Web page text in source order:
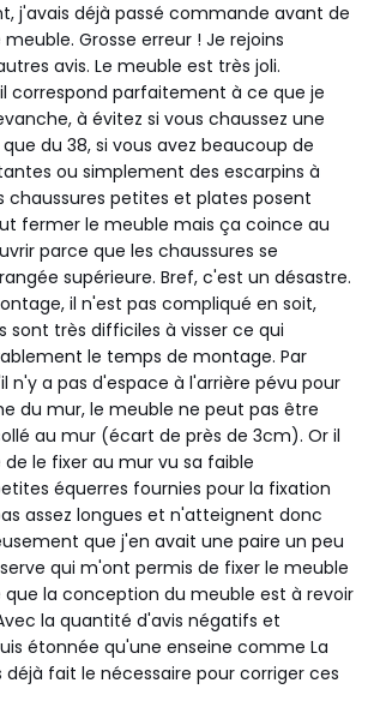
j'avais déjà passé commande avant de
Grosse erreur ! Je rejoins
avis. Le meuble est très joli.
correspond parfaitement à ce que je
à évitez si vous chaussez une
du 38, si vous avez beaucoup de
ou simplement des escarpins à
chaussures petites et plates posent
fermer le meuble mais ça coince au
parce que les chaussures se
supérieure. Bref, c'est un désastre.
il n'est pas compliqué en soit,
sont très difficiles à visser ce qui
le temps de montage. Par
n'y a pas d'espace à l'arrière pévu pour
du mur, le meuble ne peut pas être
au mur (écart de près de 3cm). Or il
le fixer au mur vu sa faible
équerres fournies pour la fixation
assez longues et n'atteignent donc
que j'en avait une paire un peu
qui m'ont permis de fixer le meuble
que la conception du meuble est à revoir
la quantité d'avis négatifs et
étonnée qu'une enseine comme La
déjà fait le nécessaire pour corriger ces